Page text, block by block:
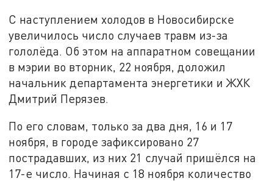
С наступлением холодов в Новосибирске
увеличилось число случаев травм из-за
гололёда. Об этом на аппаратном совещании
в мэрии во вторник, 22 ноября, доложил
начальник департамента энергетики и ЖХК
Дмитрий Перязев.
По его словам, только за два дня, 16 и 17
ноября, в городе зафиксировано 27
пострадавших, из них 21 случай пришёлся на
17-е число. Начиная с 18 ноября количество